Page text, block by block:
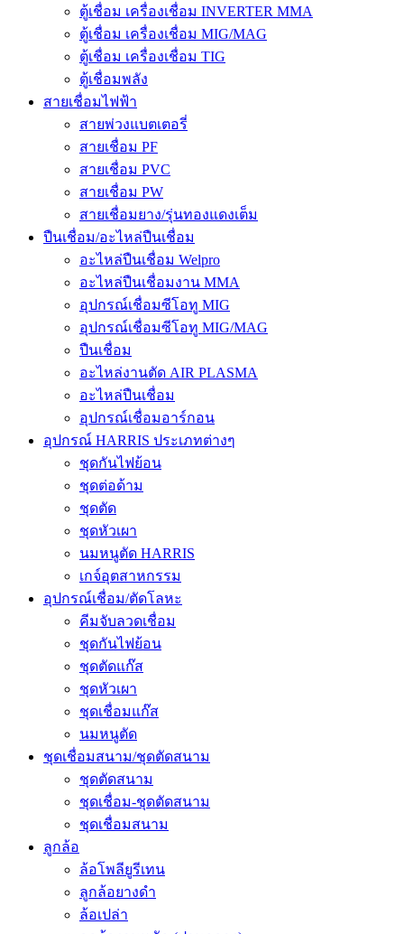
ตู้เชื่อม เครื่องเชื่อม INVERTER MMA
ตู้เชื่อม เครื่องเชื่อม MIG/MAG
ตู้เชื่อม เครื่องเชื่อม TIG
ตู้เชื่อมพลัง
สายเชื่อมไฟฟ้า
สายพ่วงแบตเตอรี่
สายเชื่อม PF
สายเชื่อม PVC
สายเชื่อม PW
สายเชื่อมยาง/รุ่นทองแดงเต็ม
ปืนเชื่อม/อะไหล่ปืนเชื่อม
อะไหล่ปืนเชื่อม Welpro
อะไหล่ปืนเชื่อมงาน MMA
อุปกรณ์เชื่อมซีโอทู MIG
อุปกรณ์เชื่อมซีโอทู MIG/MAG
ปืนเชื่อม
อะไหล่งานตัด AIR PLASMA
อะไหล่ปืนเชื่อม
อุปกรณ์เชื่อมอาร์กอน
อุปกรณ์ HARRIS ประเภทต่างๆ
ชุดกันไฟย้อน
ชุดต่อด้าม
ชุดตัด
ชุดหัวเผา
นมหนูตัด HARRIS
เกจ์อุตสาหกรรม
อุปกรณ์เชื่อม/ตัดโลหะ
คีมจับลวดเชื่อม
ชุดกันไฟย้อน
ชุดตัดแก๊ส
ชุดหัวเผา
ชุดเชื่อมแก๊ส
นมหนูตัด
ชุดเชื่อมสนาม/ชุดตัดสนาม
ชุดตัดสนาม
ชุดเชื่อม-ชุดตัดสนาม
ชุดเชื่อมสนาม
ลูกล้อ
ล้อโพลียูรีเทน
ลูกล้อยางดำ
ล้อเปล่า